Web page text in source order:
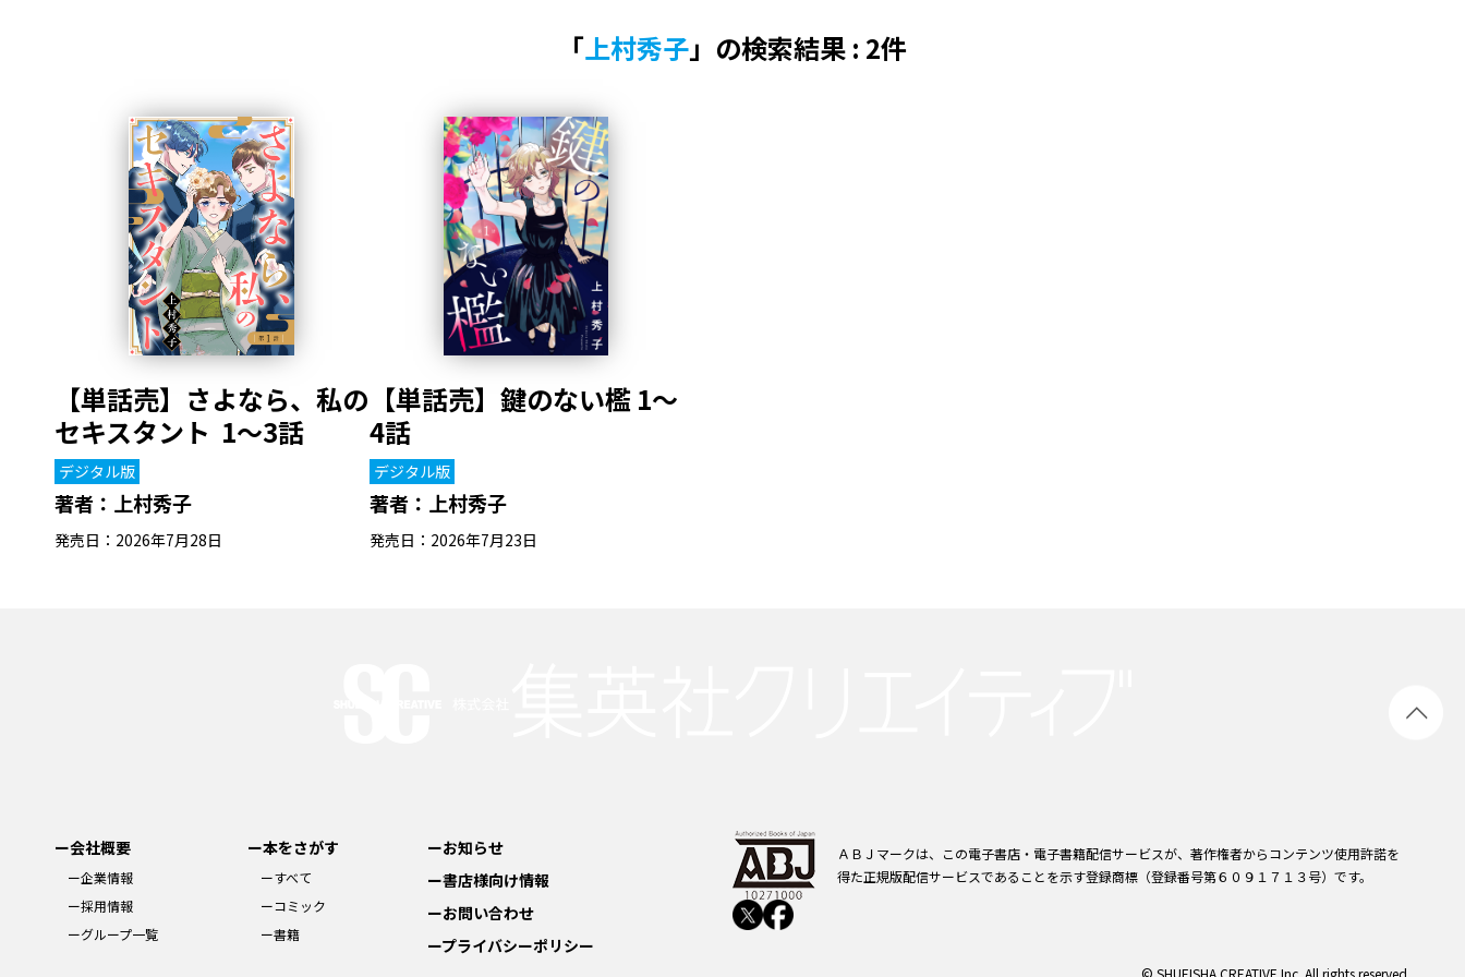
「上村秀子」の検索結果 : 2件
【単話売】さよなら、私の
セキスタント 1～3話
デジタル版
著者： 上村秀子
発売日：2026年7月28日
【単話売】鍵のない檻 1～
4話
デジタル版
著者： 上村秀子
発売日：2026年7月23日
ー会社概要
ー企業情報
ー採用情報
ーグループ一覧
ー本をさがす
ーすべて
ーコミック
ー書籍
ーお知らせ
ー書店様向け情報
ーお問い合わせ
ープライバシーポリシー
ＡＢＪマークは、この電子書店・電子書籍配信サービスが、著作権者からコンテンツ使用許諾を
得た正規版配信サービスであることを示す登録商標（登録番号第６０９１７１３号）です。
© SHUEISHA CREATIVE Inc. All rights reserved.